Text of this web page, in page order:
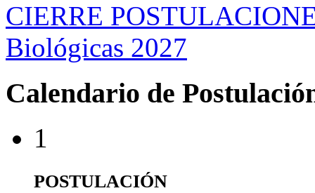
CIERRE
Biológicas 2027
Calendario de
1
POSTULACIÓN